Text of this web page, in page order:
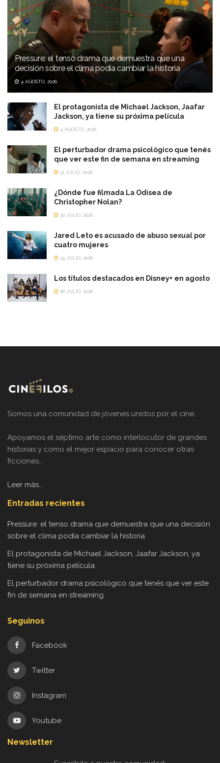
Pressure: el tenso drama que demuestra que una
decisión sobre el clima podía cambiar la historia
4 AGOSTO, 2026
El protagonista de Michael Jackson, Jaafar
Jackson, ya tiene su próxima película
4 AGOSTO, 2026
El perturbador drama psicológico que tenés
que ver este fin de semana en streaming
31 JULIO, 2026
¿Dónde fue filmada La Odisea de
Christopher Nolan?
30 JULIO, 2026
Jared Leto es acusado de abuso sexual por
cuatro mujeres
29 JULIO, 2026
Los títulos destacados en Disney+ en agosto
28 JULIO, 2026
Somos una comunidad de jóvenes unidos por el cine.
Apoyamos el séptimo arte como interlocutor de grandes
historias y como el mejor espacio para conocer otras
ficciones...
Leer más...
Entradas recientes
Pressure: el tenso drama que demuestra que una decisión
sobre el clima podía cambiar la historia
El protagonista de Michael Jackson, Jaafar Jackson, ya
tiene su próxima película
El perturbador drama psicológico que tenés que ver este
fin de semana en streaming
Seguinos
Facebook
Twitter
Instagram
Youtube
Newsletter